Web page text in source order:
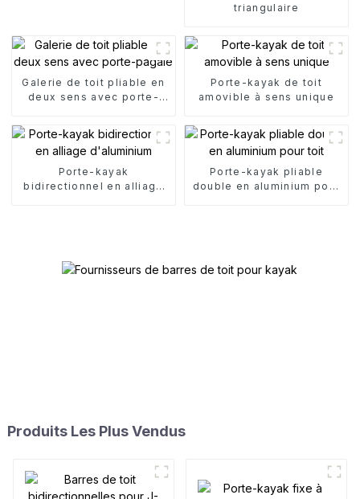
triangulaire
Galerie de toit pliable en
deux sens avec porte-
Porte-kayak de toit
amovible à sens unique
Porte-kayak
bidirectionnel en alliage
Porte-kayak pliable
double en aluminium pour
Produits Les Plus Vendus